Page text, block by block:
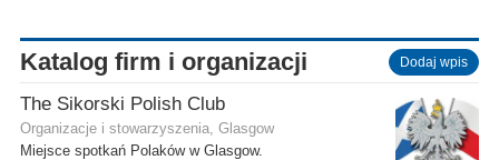
Katalog firm i organizacji Dodaj wpis
The Sikorski Polish Club
Organizacje i stowarzyszenia, Glasgow
Miejsce spotkań Polaków w Glasgow.